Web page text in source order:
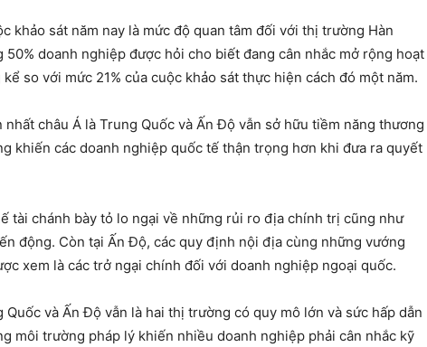
khảo sát năm nay là mức độ quan tâm đối với thị trường Hàn
50% doanh nghiệp được hỏi cho biết đang cân nhắc mở rộng hoạt
so với mức 21% của cuộc khảo sát thực hiện cách đó một năm.
châu Á là Trung Quốc và Ấn Độ vẫn sở hữu tiềm năng thương
khiến các doanh nghiệp quốc tế thận trọng hơn khi đưa ra quyết
tài chánh bày tỏ lo ngại về những rủi ro địa chính trị cũng như
động. Còn tại Ấn Độ, các quy định nội địa cùng những vướng
xem là các trở ngại chính đối với doanh nghiệp ngoại quốc.
Quốc và Ấn Độ vẫn là hai thị trường có quy mô lớn và sức hấp dẫn
môi trường pháp lý khiến nhiều doanh nghiệp phải cân nhắc kỹ